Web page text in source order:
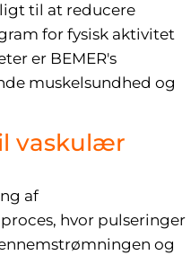
til at reducere
for fysisk aktivitet
er BEMER's
muskelsundhed og
vaskulær
af
hvor pulseringer
og